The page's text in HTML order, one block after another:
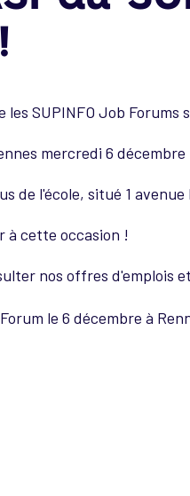
les SUPINFO Job
mercredi 6 décembre
de l'école, situé 1
à cette occasion !
nos offres d'emplois